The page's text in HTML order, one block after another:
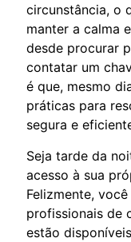
circunstância, o
manter a calma
desde procurar
contatar um
é que, mesmo
práticas para
segura e
Seja tarde da
acesso à sua
Felizmente,
profissionais de
estão